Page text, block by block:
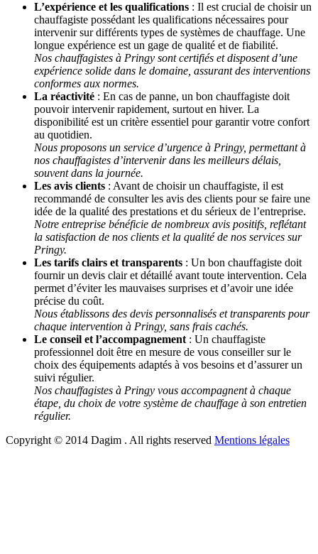
L’expérience et les qualifications : Il est crucial de choisir un
chauffagiste possédant les qualifications nécessaires pour
intervenir sur différents types de systèmes de chauffage. Une
longue expérience est un gage de qualité et de fiabilité.
Nos chauffagistes à Pringy sont certifiés et disposent d’une
expérience solide dans le domaine, assurant des interventions
conformes aux normes.
La réactivité : En cas de panne, un bon chauffagiste doit
pouvoir intervenir rapidement, surtout en hiver. La
disponibilité est un critère essentiel pour garantir votre confort
au quotidien.
Nous proposons un service d’urgence à Pringy, permettant à
nos chauffagistes d’intervenir dans les meilleurs délais,
souvent dans la journée.
Les avis clients : Avant de choisir un chauffagiste, il est
recommandé de consulter les avis des clients pour se faire une
idée de la qualité des prestations et du sérieux de l’entreprise.
Notre entreprise bénéficie de nombreux avis positifs, reflétant
la satisfaction de nos clients et la qualité de nos services sur
Pringy.
Les tarifs clairs et transparents : Un bon chauffagiste doit
fournir un devis clair et détaillé avant toute intervention. Cela
permet d’éviter les mauvaises surprises et d’avoir une idée
précise du coût.
Nous établissons des devis personnalisés et transparents pour
chaque intervention à Pringy, sans frais cachés.
Le conseil et l’accompagnement: Un chauffagiste
professionnel doit être en mesure de vous conseiller sur le
choix des équipements adaptés à vos besoins et d’assurer un
suivi régulier.
Nos chauffagistes à Pringy vous accompagnent à chaque
étape, du choix de votre système de chauffage à son entretien
régulier.
Copyright © 2014 Dagim . All rights reserved Mentions légales